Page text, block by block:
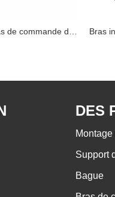
DES
Support
Bague